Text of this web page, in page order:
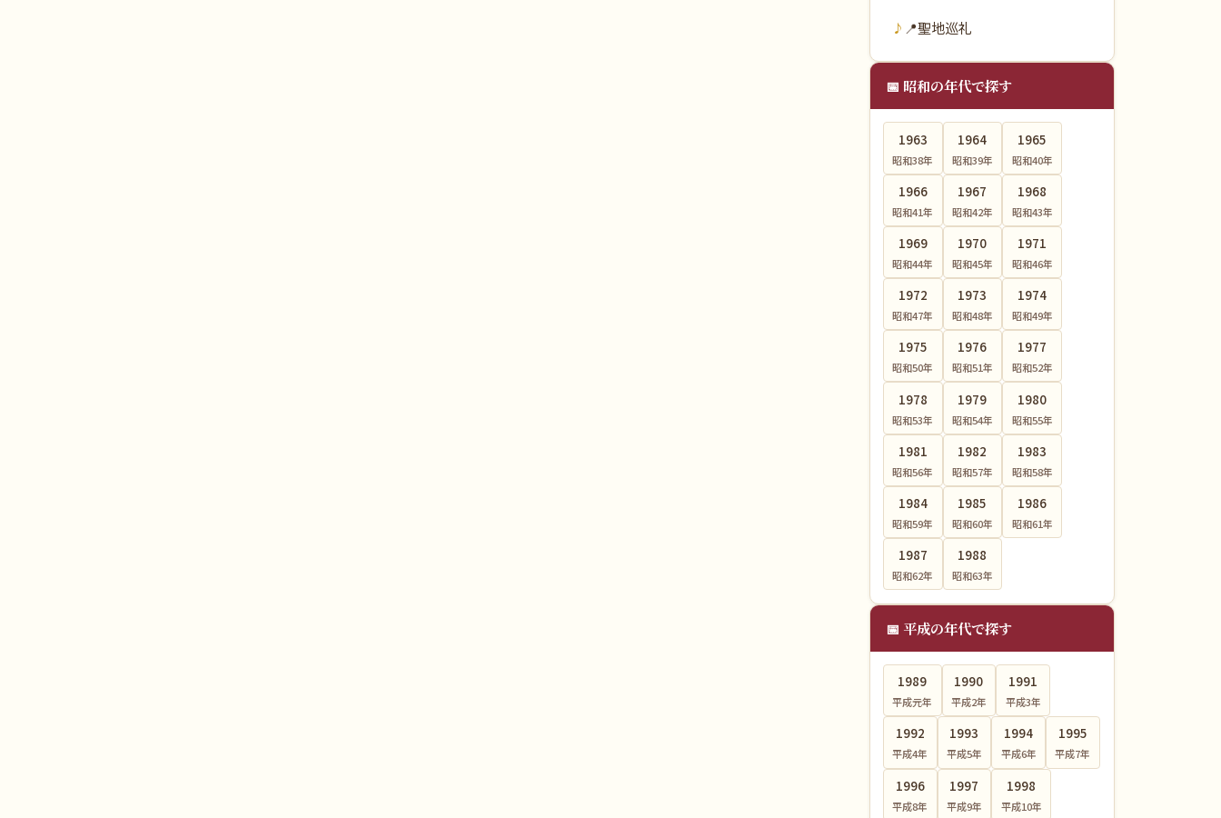
📍聖地巡礼
📅 昭和の年代で探す
1963
昭和38年
1964
昭和39年
1965
昭和40年
1966
昭和41年
1967
昭和42年
1968
昭和43年
1969
昭和44年
1970
昭和45年
1971
昭和46年
1972
昭和47年
1973
昭和48年
1974
昭和49年
1975
昭和50年
1976
昭和51年
1977
昭和52年
1978
昭和53年
1979
昭和54年
1980
昭和55年
1981
昭和56年
1982
昭和57年
1983
昭和58年
1984
昭和59年
1985
昭和60年
1986
昭和61年
1987
昭和62年
1988
昭和63年
📅 平成の年代で探す
1989
平成元年
1990
平成2年
1991
平成3年
1992
平成4年
1993
平成5年
1994
平成6年
1995
平成7年
1996
平成8年
1997
平成9年
1998
平成10年